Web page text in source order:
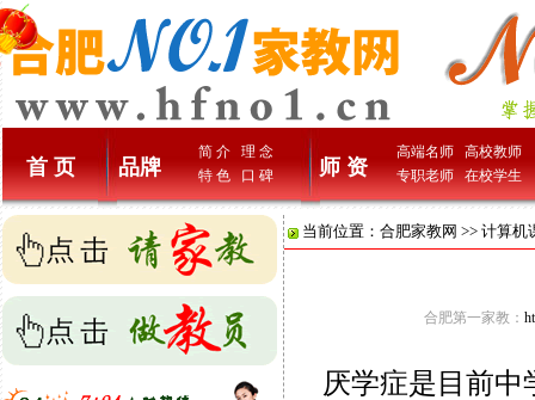
首 页 品牌
简 介
理 念
特 色
口 碑 师 资
高端名师
高校教师
专职老师
在校学生
当前位置： 合肥家教网 >> 计算机
合肥第一家教：
厌学症是目前中